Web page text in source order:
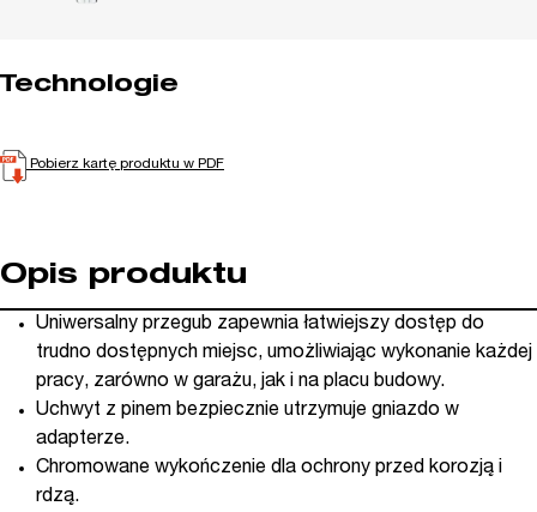
Technologie
Pobierz kartę produktu w PDF
Opis produktu
Uniwersalny przegub zapewnia łatwiejszy dostęp do
trudno dostępnych miejsc, umożliwiając wykonanie każdej
pracy, zarówno w garażu, jak i na placu budowy.
Uchwyt z pinem bezpiecznie utrzymuje gniazdo w
adapterze.
Chromowane wykończenie dla ochrony przed korozją i
rdzą.